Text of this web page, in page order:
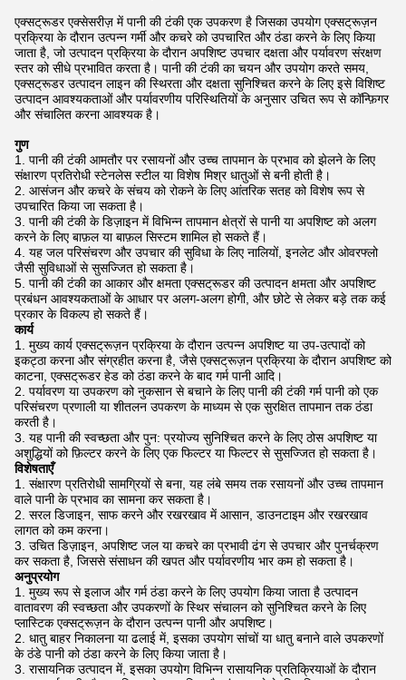
एक्सट्रूडर एक्सेसरीज़ में पानी की टंकी एक उपकरण है जिसका उपयोग एक्सट्रूज़न
प्रक्रिया के दौरान उत्पन्न गर्मी और कचरे को उपचारित और ठंडा करने के लिए किया
जाता है, जो उत्पादन प्रक्रिया के दौरान अपशिष्ट उपचार दक्षता और पर्यावरण संरक्षण
स्तर को सीधे प्रभावित करता है। पानी की टंकी का चयन और उपयोग करते समय,
एक्सट्रूडर उत्पादन लाइन की स्थिरता और दक्षता सुनिश्चित करने के लिए इसे विशिष्ट
उत्पादन आवश्यकताओं और पर्यावरणीय परिस्थितियों के अनुसार उचित रूप से कॉन्फ़िगर
और संचालित करना आवश्यक है।
गुण
पानी की टंकी आमतौर पर रसायनों और उच्च तापमान के प्रभाव को झेलने के लिए
संक्षारण प्रतिरोधी स्टेनलेस स्टील या विशेष मिश्र धातुओं से बनी होती है।
आसंजन और कचरे के संचय को रोकने के लिए आंतरिक सतह को विशेष रूप से
उपचारित किया जा सकता है।
पानी की टंकी के डिज़ाइन में विभिन्न तापमान क्षेत्रों से पानी या अपशिष्ट को अलग
करने के लिए बाफ़ल या बाफ़ल सिस्टम शामिल हो सकते हैं।
यह जल परिसंचरण और उपचार की सुविधा के लिए नालियों, इनलेट और ओवरफ्लो
जैसी सुविधाओं से सुसज्जित हो सकता है।
पानी की टंकी का आकार और क्षमता एक्सट्रूडर की उत्पादन क्षमता और अपशिष्ट
प्रबंधन आवश्यकताओं के आधार पर अलग-अलग होगी, और छोटे से लेकर बड़े तक कई
प्रकार के विकल्प हो सकते हैं।
कार्य
मुख्य कार्य एक्सट्रूज़न प्रक्रिया के दौरान उत्पन्न अपशिष्ट या उप-उत्पादों को
इकट्ठा करना और संग्रहीत करना है, जैसे एक्सट्रूज़न प्रक्रिया के दौरान अपशिष्ट को
काटना, एक्सट्रूडर हेड को ठंडा करने के बाद गर्म पानी आदि।
पर्यावरण या उपकरण को नुकसान से बचाने के लिए पानी की टंकी गर्म पानी को एक
परिसंचरण प्रणाली या शीतलन उपकरण के माध्यम से एक सुरक्षित तापमान तक ठंडा
करती है।
यह पानी की स्वच्छता और पुन: प्रयोज्य सुनिश्चित करने के लिए ठोस अपशिष्ट या
अशुद्धियों को फ़िल्टर करने के लिए एक फिल्टर या फिल्टर से सुसज्जित हो सकता है।
विशेषताएँ
संक्षारण प्रतिरोधी सामग्रियों से बना, यह लंबे समय तक रसायनों और उच्च तापमान
वाले पानी के प्रभाव का सामना कर सकता है।
सरल डिजाइन, साफ करने और रखरखाव में आसान, डाउनटाइम और रखरखाव
लागत को कम करना।
उचित डिज़ाइन, अपशिष्ट जल या कचरे का प्रभावी ढंग से उपचार और पुनर्चक्रण
कर सकता है, जिससे संसाधन की खपत और पर्यावरणीय भार कम हो सकता है।
अनुप्रयोग
मुख्य रूप से इलाज और गर्म ठंडा करने के लिए उपयोग किया जाता है उत्पादन
वातावरण की स्वच्छता और उपकरणों के स्थिर संचालन को सुनिश्चित करने के लिए
प्लास्टिक एक्सट्रूज़न के दौरान उत्पन्न पानी और अपशिष्ट।
धातु बाहर निकालना या ढलाई में, इसका उपयोग सांचों या धातु बनाने वाले उपकरणों
के ठंडे पानी को ठंडा करने के लिए किया जाता है।
रासायनिक उत्पादन में, इसका उपयोग विभिन्न रासायनिक प्रतिक्रियाओं के दौरान